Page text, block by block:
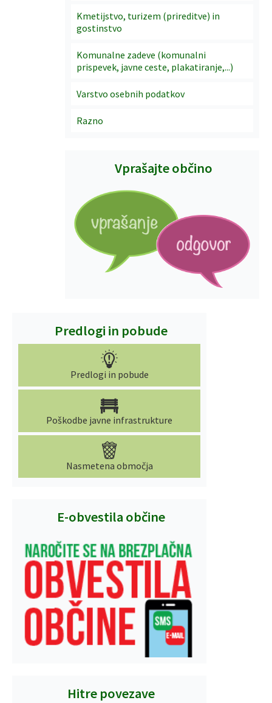
Kmetijstvo, turizem (prireditve) in
gostinstvo
Komunalne zadeve (komunalni
prispevek, javne ceste, plakatiranje,...)
Varstvo osebnih podatkov
Razno
Vprašajte občino
Predlogi in pobude
Predlogi in pobude
Poškodbe javne infrastrukture
Nasmetena območja
E-obvestila občine
Hitre povezave